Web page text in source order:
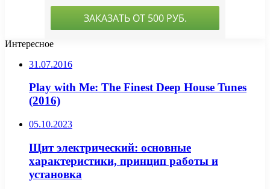
Интересное
31.07.2016
Play with Me: The Finest Deep House Tunes
(2016)
05.10.2023
Щит электрический: основные
характеристики, принцип работы и
установка